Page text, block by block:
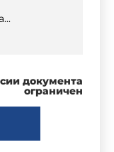
документа
ограничен